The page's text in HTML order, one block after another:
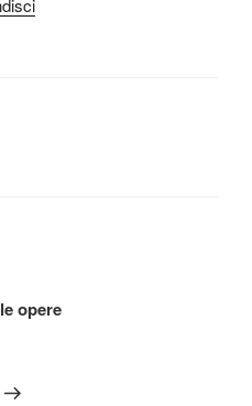
opere